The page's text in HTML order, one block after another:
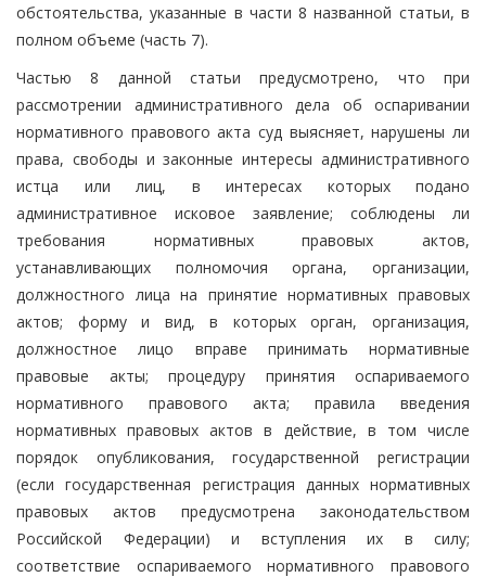
обстоятельства, указанные в части 8 названной статьи, в
полном объеме (часть 7).
Частью 8 данной статьи предусмотрено, что при
рассмотрении административного дела об оспаривании
нормативного правового акта суд выясняет, нарушены ли
права, свободы и законные интересы административного
истца или лиц, в интересах которых подано
административное исковое заявление; соблюдены ли
требования нормативных правовых актов,
устанавливающих полномочия органа, организации,
должностного лица на принятие нормативных правовых
актов; форму и вид, в которых орган, организация,
должностное лицо вправе принимать нормативные
правовые акты; процедуру принятия оспариваемого
нормативного правового акта; правила введения
нормативных правовых актов в действие, в том числе
порядок опубликования, государственной регистрации
(если государственная регистрация данных нормативных
правовых актов предусмотрена законодательством
Российской Федерации) и вступления их в силу;
соответствие оспариваемого нормативного правового